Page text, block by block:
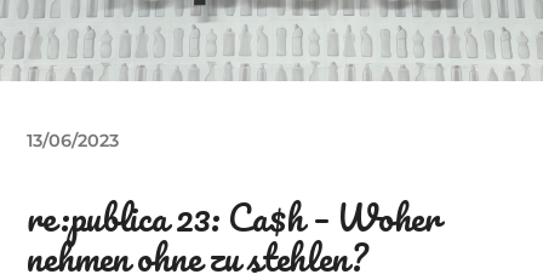
13/06/2023
re:publica 23: Ca$h – Woher
nehmen ohne zu stehlen?